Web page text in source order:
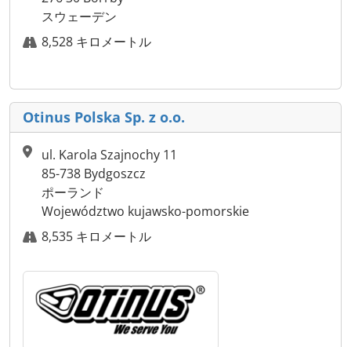
スウェーデン
8,528 キロメートル
Otinus Polska Sp. z o.o.
ul. Karola Szajnochy 11
85-738 Bydgoszcz
ポーランド
Województwo kujawsko-pomorskie
8,535 キロメートル